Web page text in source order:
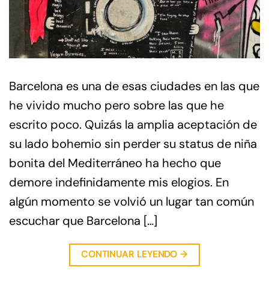
Barcelona es una de esas ciudades en las que
he vivido mucho pero sobre las que he
escrito poco. Quizás la amplia aceptación de
su lado bohemio sin perder su status de niña
bonita del Mediterráneo ha hecho que
demore indefinidamente mis elogios. En
algún momento se volvió un lugar tan común
escuchar que Barcelona […]
CONTINUAR LEYENDO→